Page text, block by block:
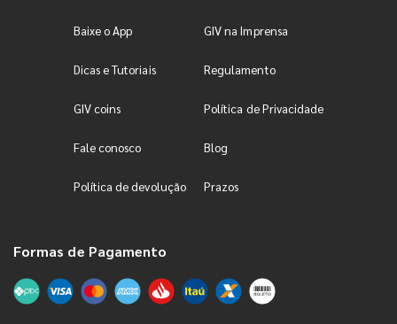
Baixe o App GIV na Imprensa
Dicas e Tutoriais Regulamento
GIV coins Política de Privacidade
Fale conosco Blog
Política de devolução Prazos
Formas de Pagamento